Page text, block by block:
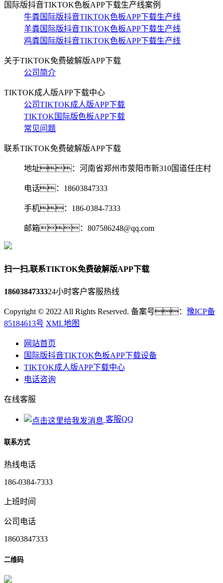
国际版抖音TIKTOK色板APP下载生产线案例
牛粪国际版抖音TIKTOK色板APP下载生产线
羊粪国际版抖音TIKTOK色板APP下载生产线
鸡粪国际版抖音TIKTOK色板APP下载生产线
关于TIKTOK免费破解版APP下载
公司简介
TIKTOK成人版APP下载中心
公司TIKTOK成人版APP下载
TIKTOK国际版色板APP下载
常见问题
联系TIKTOK免费破解版APP下载
地址：河南省郑州市荥阳市新310国道任庄村
电话：18603847333
手机：186-0384-7333
邮箱：807586248@qq.com‬
扫一扫,联系TIKTOK免费破解版APP下载
1860384733324小时客户客服热线
Copyright © 2022 All Rights Reserved. 备案号： 豫ICP备
85184613号 XML地图
网站首页
国际版抖音TIKTOK色板APP下载设备
TIKTOK成人版APP下载中心
电话咨询
在线客服
客服QQ
联系方式
热线电话
186-0384-7333
上班时间
公司电话
18603847333
二维码